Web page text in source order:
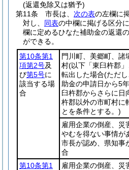
(返還免除又は猶予)
第11条
市長は、 次の表の左欄に
対し、 同表の中欄に掲げる区分
欄に定めるひなた補助金の返還
ができる。
第10条第1
項第2号及
び第5号に
該当する場
合
門川町、美郷町、諸
村(以下「東臼杵郡
転出した場合(ただ
助金の申請日から5
臼杵郡からさらに日
杵郡以外の市町村に
とを条件とする。)
雇用企業の倒産、災
やむを得ない事情が
市長が認め、県知事
合
第10条第1
雇用企業の倒産、災